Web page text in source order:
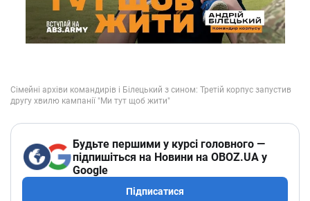
Будьте першими у курсі головного —
підпишіться на Новини на OBOZ.UA у
Google
Підписатися